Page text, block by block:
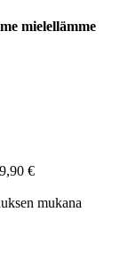
mielellämme
€
mukana